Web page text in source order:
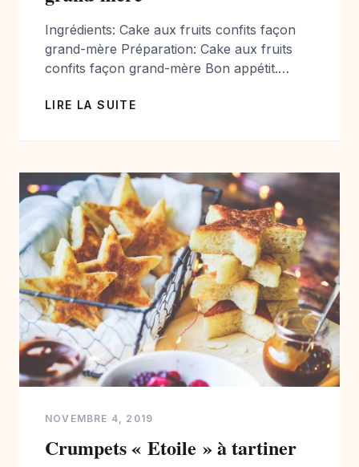
Ingrédients: Cake aux fruits confits façon
grand-mère Préparation: Cake aux fruits
confits façon grand-mère Bon appétit.
de cuisine je vous propose chaque semaine
de cuisine sont disponibles à la vente pour
Editions et Entreprises Agro-alimentaire. […]
LIRE LA SUITE
NOVEMBRE 4, 2019
Crumpets « Etoile » à tartiner